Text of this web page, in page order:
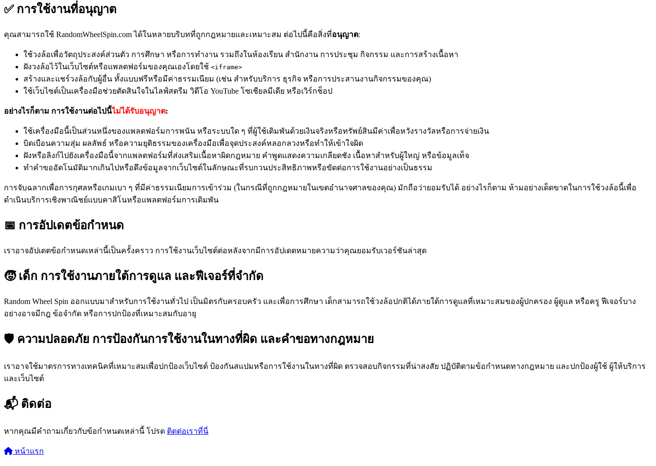
✅ การใช้งานที่อนุญาต
คุณสามารถใช้ RandomWheelSpin.com ได้ในหลายบริบทที่ถูกกฎหมายและเหมาะสม ต่อไปนี้คือสิ่งที่อนุญาต:
ใช้วงล้อเพื่อวัตถุประสงค์ส่วนตัว การศึกษา หรือการทำงาน รวมถึงในห้องเรียน สำนักงาน การประชุม กิจกรรม และการสร้างเนื้อหา
ฝังวงล้อไว้ในเว็บไซต์หรือแพลตฟอร์มของคุณเองโดยใช้ <iframe>
สร้างและแชร์วงล้อกับผู้อื่น ทั้งแบบฟรีหรือมีค่าธรรมเนียม (เช่น สำหรับบริการ ธุรกิจ หรือการประสานงานกิจกรรมของคุณ)
ใช้เว็บไซต์เป็นเครื่องมือช่วยตัดสินใจในไลฟ์สตรีม วิดีโอ YouTube โซเชียลมีเดีย หรือเวิร์กช็อป
อย่างไรก็ตาม การใช้งานต่อไปนี้ไม่ได้รับอนุญาต:
ใช้เครื่องมือนี้เป็นส่วนหนึ่งของแพลตฟอร์มการพนัน หรือระบบใด ๆ ที่ผู้ใช้เดิมพันด้วยเงินจริงหรือทรัพย์สินมีค่าเพื่อหวังรางวัลหรือการจ่ายเงิน
บิดเบือนความสุ่ม ผลลัพธ์ หรือความยุติธรรมของเครื่องมือเพื่อจุดประสงค์หลอกลวงหรือทำให้เข้าใจผิด
ฝังหรือลิงก์ไปยังเครื่องมือนี้จากแพลตฟอร์มที่ส่งเสริมเนื้อหาผิดกฎหมาย คำพูดแสดงความเกลียดชัง เนื้อหาสำหรับผู้ใหญ่ หรือข้อมูลเท็จ
ทำคำขออัตโนมัติมากเกินไปหรือดึงข้อมูลจากเว็บไซต์ในลักษณะที่รบกวนประสิทธิภาพหรือขัดต่อการใช้งานอย่างเป็นธรรม
การจับฉลากเพื่อการกุศลหรือเกมเบา ๆ ที่มีค่าธรรมเนียมการเข้าร่วม (ในกรณีที่ถูกกฎหมายในเขตอำนาจศาลของคุณ) มักถือว่ายอมรับได้ อย่างไรก็ตาม ห้ามอย่างเด็ดขาดในการใช้วงล้อนี้เพื่อ
ดำเนินบริการเชิงพาณิชย์แบบคาสิโนหรือแพลตฟอร์มการเดิมพัน
📅 การอัปเดตข้อกำหนด
เราอาจอัปเดตข้อกำหนดเหล่านี้เป็นครั้งคราว การใช้งานเว็บไซต์ต่อหลังจากมีการอัปเดตหมายความว่าคุณยอมรับเวอร์ชันล่าสุด
🧒 เด็ก การใช้งานภายใต้การดูแล และฟีเจอร์ที่จำกัด
Random Wheel Spin ออกแบบมาสำหรับการใช้งานทั่วไป เป็นมิตรกับครอบครัว และเพื่อการศึกษา เด็กสามารถใช้วงล้อปกติได้ภายใต้การดูแลที่เหมาะสมของผู้ปกครอง ผู้ดูแล หรือครู ฟีเจอร์บาง
อย่างอาจมีกฎ ข้อจำกัด หรือการปกป้องที่เหมาะสมกับอายุ
🛡️ ความปลอดภัย การป้องกันการใช้งานในทางที่ผิด และคำขอทางกฎหมาย
เราอาจใช้มาตรการทางเทคนิคที่เหมาะสมเพื่อปกป้องเว็บไซต์ ป้องกันสแปมหรือการใช้งานในทางที่ผิด ตรวจสอบกิจกรรมที่น่าสงสัย ปฏิบัติตามข้อกำหนดทางกฎหมาย และปกป้องผู้ใช้ ผู้ให้บริการ
และเว็บไซต์
📬 ติดต่อ
หากคุณมีคำถามเกี่ยวกับข้อกำหนดเหล่านี้ โปรด ติดต่อเราที่นี่
หน้าแรก